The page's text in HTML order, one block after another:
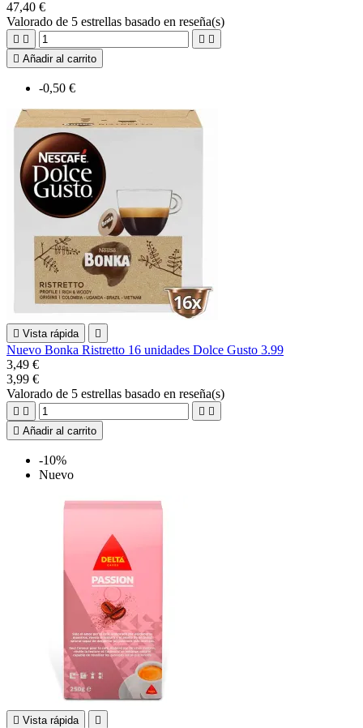
47,40 €
Valorado de 5 estrellas basado en reseña(s)
   
 Añadir al carrito
-0,50 €
 Vista rápida 
Nuevo Bonka Ristretto 16 unidades Dolce Gusto 3.99
3,49 €
3,99 €
Valorado de 5 estrellas basado en reseña(s)
   
 Añadir al carrito
-10%
Nuevo
 Vista rápida 